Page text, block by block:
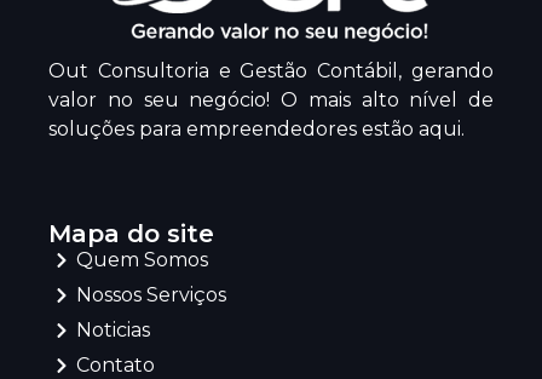
Out Consultoria e Gestão Contábil, gerando
valor no seu negócio! O mais alto nível de
soluções para empreendedores estão aqui.
Mapa do site
Quem Somos
Nossos Serviços
Noticias
Contato